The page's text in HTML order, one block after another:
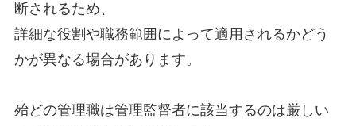
断されるため、
詳細な役割や職務範囲によって適用されるかどう
かが異なる場合があります。
殆どの管理職は管理監督者に該当するのは厳しい